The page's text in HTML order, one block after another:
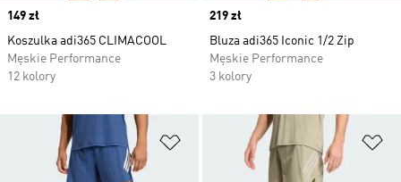
Price
149 zł
Koszulka adi365 CLIMACOOL
Męskie Performance
12 kolory
Price
219 zł
Bluza adi365 Iconic 1/2 Zip
Męskie Performance
3 kolory
Dodaj do listy życzeń